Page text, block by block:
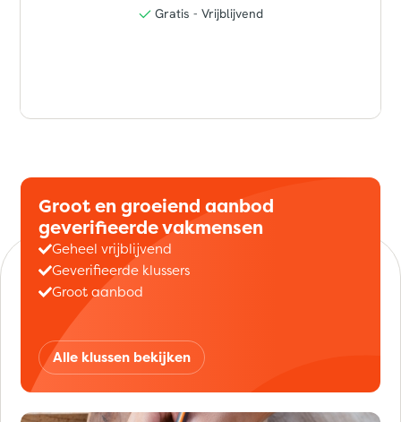
Groot en groeiend aanbod
geverifieerde vakmensen
Geheel vrijblijvend
Geverifieerde klussers
Groot aanbod
Alle klussen bekijken